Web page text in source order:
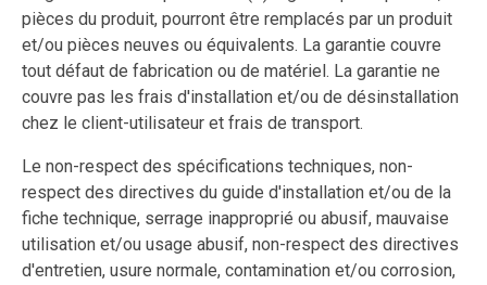
pièces du produit, pourront être remplacés par un produit
et/ou pièces neuves ou équivalents. La garantie couvre
tout défaut de fabrication ou de matériel. La garantie ne
couvre pas les frais d'installation et/ou de désinstallation
chez le client-utilisateur et frais de transport.
Le non-respect des spécifications techniques, non-
respect des directives du guide d'installation et/ou de la
fiche technique, serrage inapproprié ou abusif, mauvaise
utilisation et/ou usage abusif, non-respect des directives
d'entretien, usure normale, contamination et/ou corrosion,